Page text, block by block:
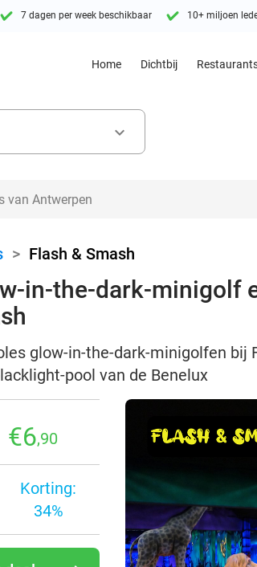
7 dagen per week beschikbaar 10+ miljoen
Home Dichtbij
keyboard_arrow_down
> Flash & Smash
in-the-dark-minigolf
glow-in-the-dark-minigolfen bij
pool van de Benelux
€6,90
Korting:
34%